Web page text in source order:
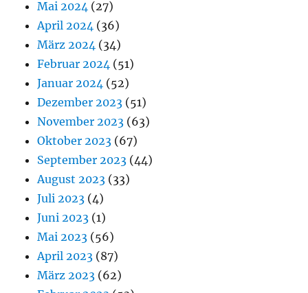
Mai 2024 (27)
April 2024 (36)
März 2024 (34)
Februar 2024 (51)
Januar 2024 (52)
Dezember 2023 (51)
November 2023 (63)
Oktober 2023 (67)
September 2023 (44)
August 2023 (33)
Juli 2023 (4)
Juni 2023 (1)
Mai 2023 (56)
April 2023 (87)
März 2023 (62)